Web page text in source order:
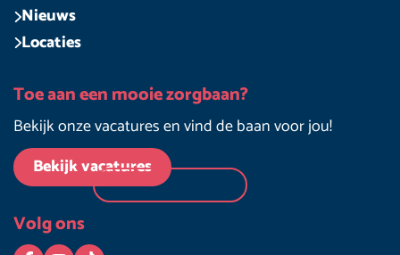
Nieuws
Locaties
Toe aan een mooie zorgbaan?
Bekijk onze vacatures en vind de baan voor jou!
Bekijk vacatures
Volg ons